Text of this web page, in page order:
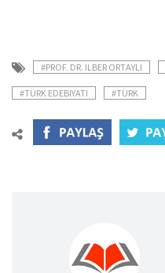
#PROF. DR. ILBER ORTAYLI
#TÜRK EDEBIYATI #TÜRK